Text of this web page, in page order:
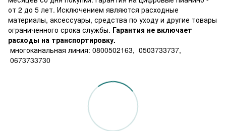
от 2 до 5 лет. Исключением являются расходные
материалы, аксессуары, средства по уходу и другие товары
ограниченного срока службы. Гарантия не включает
расходы на транспортировку.
многоканальная линия: 0800502163, 0503733737,
0673733730